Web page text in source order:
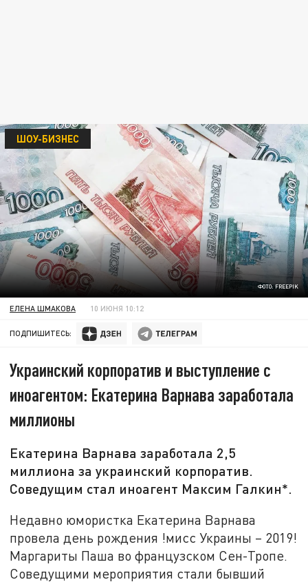
ФОТО: FREEPIK
ШОУ-БИЗНЕС
ЕЛЕНА ШМАКОВА 10 ИЮНЯ 10:12
ПОДПИШИТЕСЬ:
Украинский корпоратив и выступление с
иноагентом: Екатерина Варнава заработала
миллионы
Екатерина Варнава заработала 2,5
миллиона за украинский корпоратив.
Соведущим стал иноагент Максим Галкин*.
Недавно юмористка Екатерина Варнава
провела день рождения !мисс Украины – 2019!
Маргариты Паша во французском Сен-Тропе.
Соведущими мероприятия стали бывший